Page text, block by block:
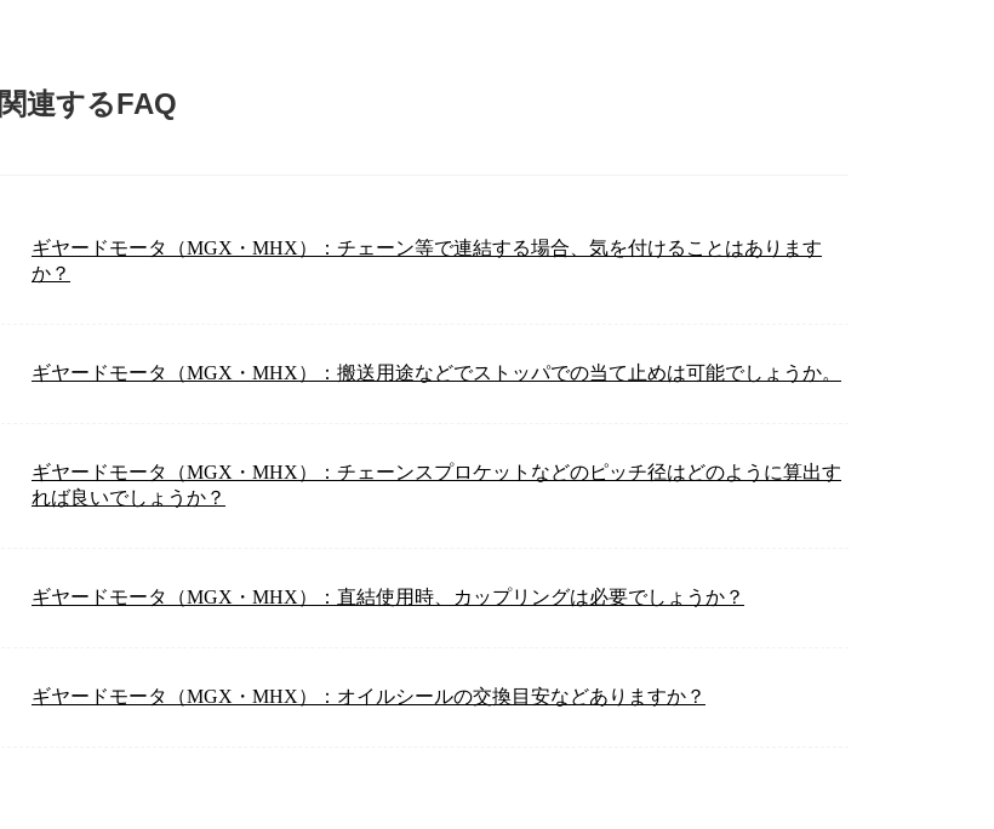
関連するFAQ
ギヤードモータ（MGX・MHX）：チェーン等で連結する場合、気を付けることはあります
か？
ギヤードモータ（MGX・MHX）：搬送用途などでストッパでの当て止めは可能でしょうか。
ギヤードモータ（MGX・MHX）：チェーンスプロケットなどのピッチ径はどのように算出す
れば良いでしょうか？
ギヤードモータ（MGX・MHX）：直結使用時、カップリングは必要でしょうか？
ギヤードモータ（MGX・MHX）：オイルシールの交換目安などありますか？